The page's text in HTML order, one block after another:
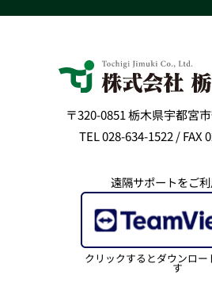
〒320-0851 栃木県宇都宮
TEL 028-634-1522 / FAX
遠隔サポートをご
クリックするとダウンロー
す